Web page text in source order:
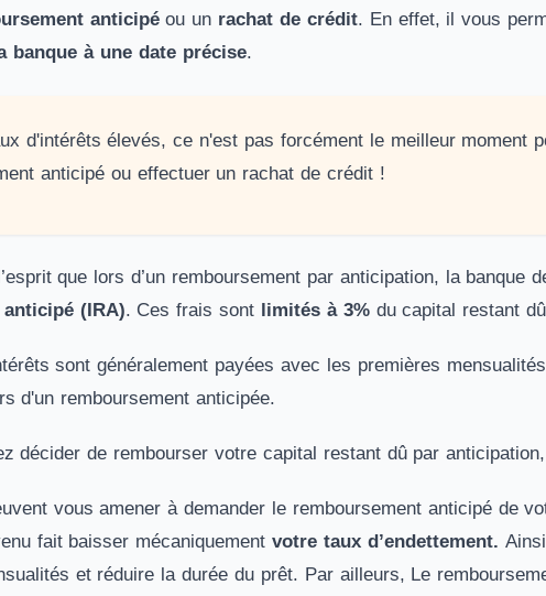
anticipéou un rachat de crédit. En effet, il vous
banque à une date précise.
d'intérêts élevés, ce n'est pas forcément le meilleur moment
anticipé ou effectuer un rachat de crédit !
que lors d’un remboursement par anticipation, la banque
(IRA). Ces frais sont limités à 3%du capital restant dû
sont généralement payées avec les premières
d'un remboursement anticipée.
décider de rembourser votre capital restant dû par
vous amener à demander le remboursement anticipé de
fait baisser mécaniquementvotre taux d’endettement.
et réduire la durée du prêt. Par ailleurs, Le